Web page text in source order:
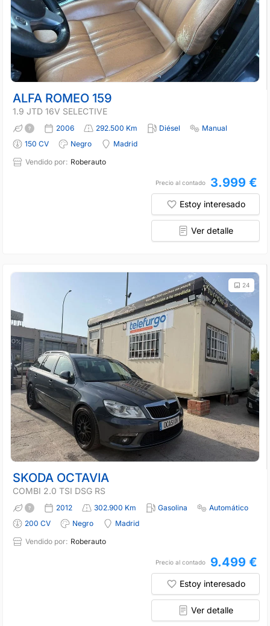
ALFA ROMEO 159
1.9 JTD 16V SELECTIVE
2006 292.500 Km Diésel
Manual
150 CV
Negro
Madrid
Vendido por: Roberauto
Precio al contado 3.999 €
Estoy interesado
Ver detalle
24
SKODA OCTAVIA
COMBI 2.0 TSI DSG RS
2012 302.900 Km Gasolina
Automático
200 CV
Negro
Madrid
Vendido por: Roberauto
Precio al contado 9.499 €
Estoy interesado
Ver detalle